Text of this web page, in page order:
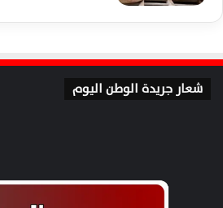
شعار جريدة الوطن اليوم